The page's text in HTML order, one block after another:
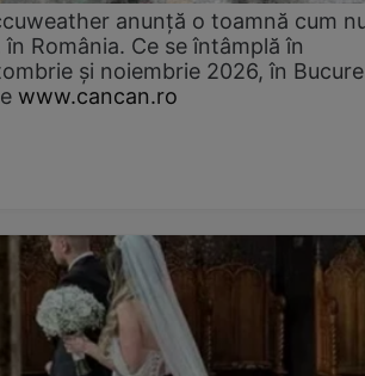
anunță o toamnă cum
România. Ce se întâmplă în
și noiembrie 2026, în
www.cancan.ro